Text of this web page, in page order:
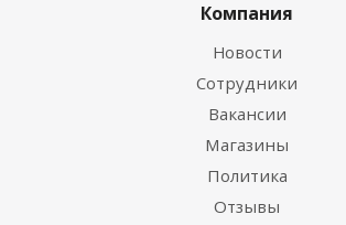
Компания
Новости
Сотрудники
Вакансии
Магазины
Политика
Отзывы